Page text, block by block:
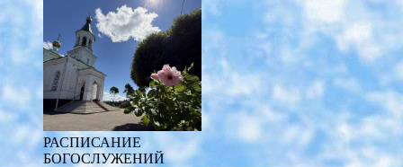
РАСПИСАНИЕ
БОГОСЛУЖЕНИЙ